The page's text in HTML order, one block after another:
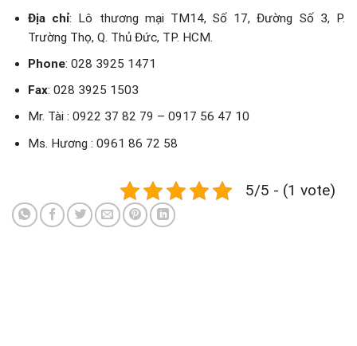
Địa chỉ: Lô thương mại TM14, Số 17, Đường Số 3, P.
Trường Thọ, Q. Thủ Đức, TP. HCM.
Phone: 028 3925 1471
Fax: 028 3925 1503
Mr. Tài : 0922 37 82 79 – 0917 56 47 10
Ms. Hương : 0961 86 72 58
5/5 - (1 vote)